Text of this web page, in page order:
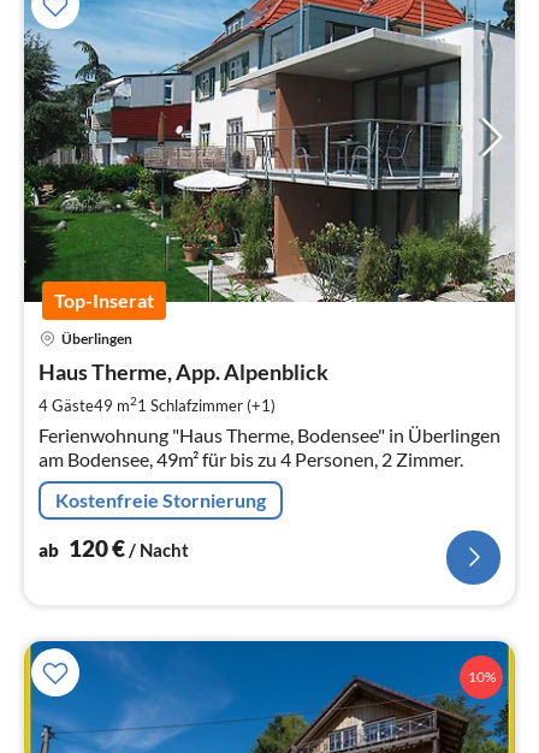
Top-Inserat
Überlingen
Haus Therme, App. Alpenblick
4 Gäste49 m21 Schlafzimmer (+1)
Ferienwohnung "Haus Therme, Bodensee" in Überlingen
am Bodensee, 49m² für bis zu 4 Personen, 2 Zimmer.
Kostenfreie Stornierung
ab 120€/ Nacht
10%